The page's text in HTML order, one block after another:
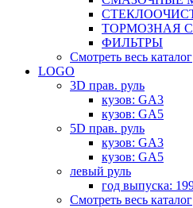
ТОРМОЗНАЯ
ФИЛЬТРЫ
Смотреть весь каталог
LOGO
3D прав. руль
кузов: GA3
кузов: GA5
5D прав. руль
кузов: GA3
кузов: GA5
левый руль
год выпуска:
Смотреть весь каталог